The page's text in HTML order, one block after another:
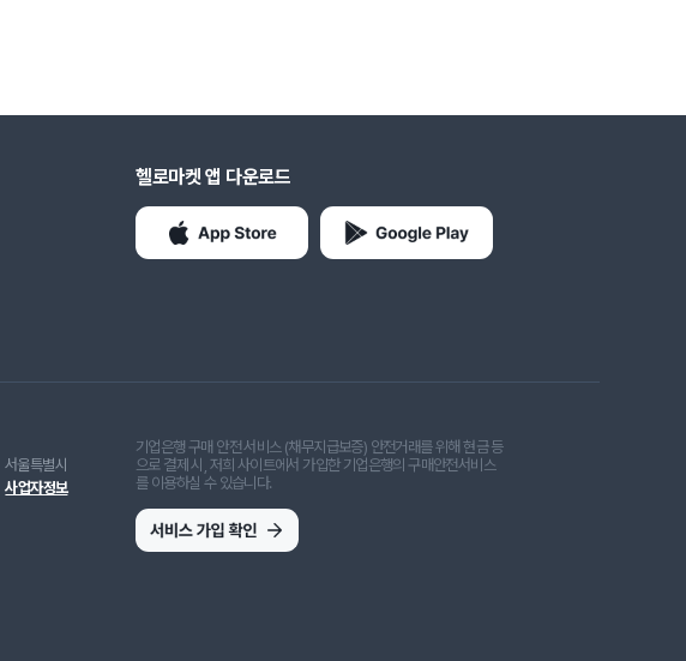
헬로마켓 앱 다운로드
서울특별시
사업자정보
기업은행 구매 안전 서비스 (채무지급보증) 안전거래를 위해 현금 등
으로 결제 시, 저희 사이트에서 가입한 기업은행의 구매안전서비스
를 이용하실 수 있습니다.